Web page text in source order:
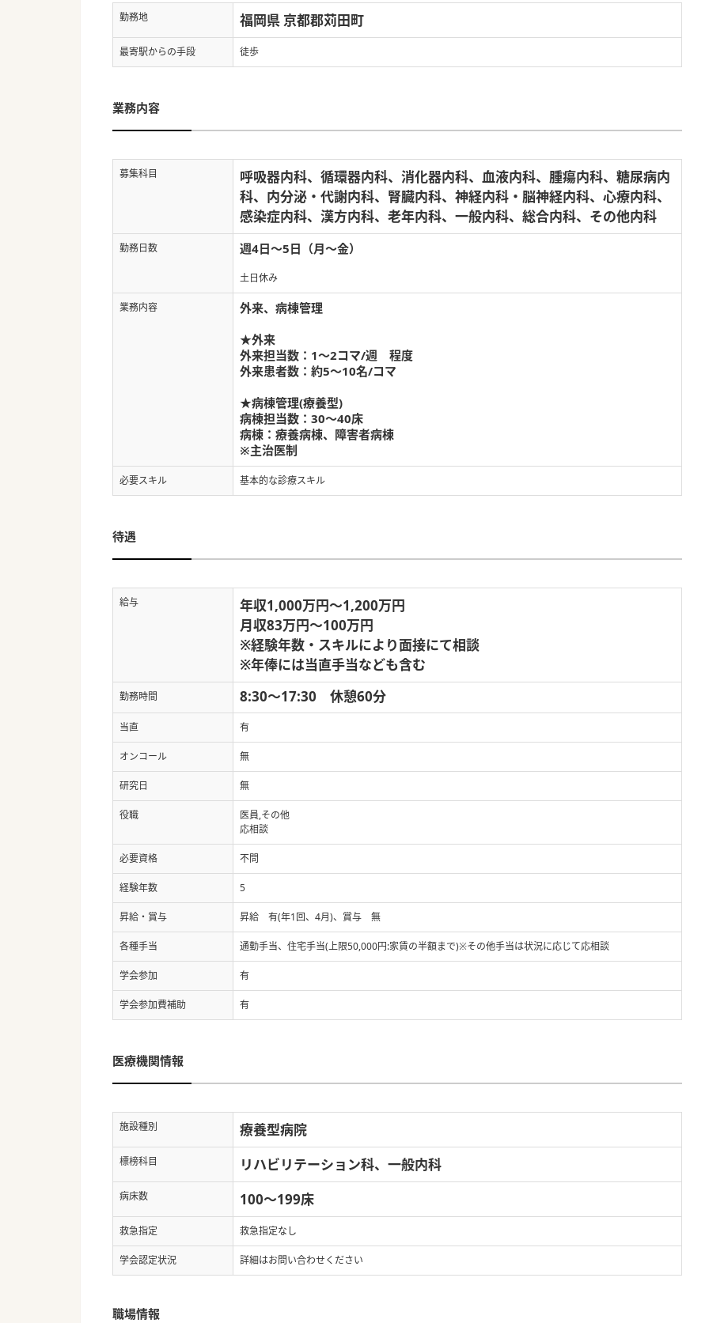
勤務地 福岡県 京都郡苅田町
最寄駅からの手段 徒歩
業務内容
募集科目
呼吸器内科、循環器内科、消化器内科、血液内科、腫瘍内科、糖尿病内
科、内分泌・代謝内科、腎臓内科、神経内科・脳神経内科、心療内科、
感染症内科、漢方内科、老年内科、一般内科、総合内科、その他内科
勤務日数 週4日～5日（月～金）
土日休み
業務内容
外来、病棟管理
★外来
外来担当数：1～2コマ/週 程度
外来患者数：約5～10名/コマ
★病棟管理(療養型)
病棟担当数：30～40床
病棟：療養病棟、障害者病棟
※主治医制
必要スキル 基本的な診療スキル
待遇
給与
年収1,000万円～1,200万円
月収83万円～100万円
※経験年数・スキルにより面接にて相談
※年俸には当直手当なども含む
勤務時間 8:30～17:30 休憩60分
当直 有
オンコール 無
研究日 無
役職
医員,その他
応相談
必要資格 不問
経験年数 5
昇給・賞与 昇給 有(年1回、4月)、賞与 無
各種手当 通勤手当、住宅手当(上限50,000円:家賃の半額まで)※その他手当は状況に応じて応相談
学会参加 有
学会参加費補助 有
医療機関情報
施設種別 療養型病院
標榜科目 リハビリテーション科、一般内科
病床数 100～199床
救急指定 救急指定なし
学会認定状況 詳細はお問い合わせください
職場情報